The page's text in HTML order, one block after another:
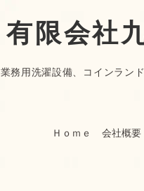
有限会社
業務用洗濯設備、コインラン
Ｈｏｍｅ 会社概要